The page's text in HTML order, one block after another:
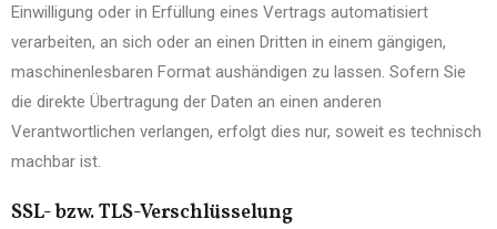
Einwilligung oder in Erfüllung eines Vertrags automatisiert
verarbeiten, an sich oder an einen Dritten in einem gängigen,
maschinenlesbaren Format aushändigen zu lassen. Sofern Sie
die direkte Übertragung der Daten an einen anderen
Verantwortlichen verlangen, erfolgt dies nur, soweit es technisch
machbar ist.
SSL- bzw. TLS-Verschlüsselung